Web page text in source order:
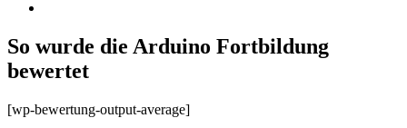
So wurde die Arduino Fortbildung
bewertet
[wp-bewertung-output-average]